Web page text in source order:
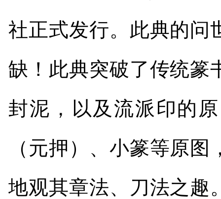
社正式发行。此典的问
缺！此典突破了传统篆
封泥，以及流派印的
（元押）、小篆等原
地观其章法、刀法之趣